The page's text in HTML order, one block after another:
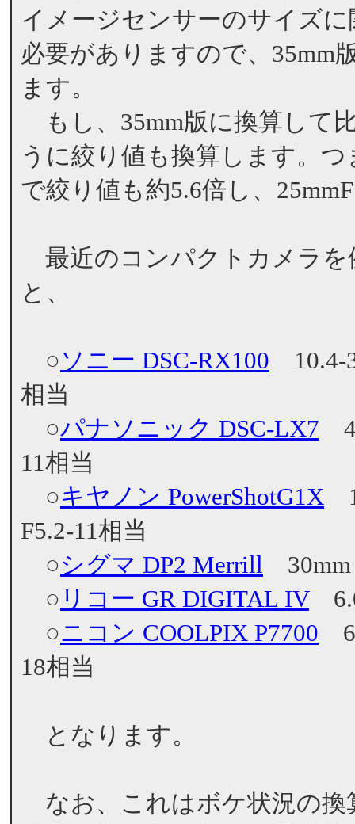
イメージセンサーのサイズ
必要がありますので、35mm
ます。
もし、35mm版に換算して
うに絞り値も換算します。
で絞り値も約5.6倍し、
最近のコンパクトカメラを
と、
○ソニー DSC-RX100 10.4-
相当
○パナソニック DSC-LX7
11相当
○キヤノン PowerShotG1X
F5.2-11相当
○シグマ DP2 Merrill
○ リコー GR DIGITAL IV
○ニコン COOLPIX P7700
18相当
となります。
なお、これはボケ状況の換